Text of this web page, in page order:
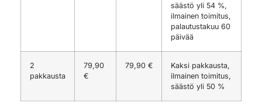
säästö yli 54 %,
ilmainen toimitus,
palautustakuu 60
päivää
2
pakkausta
79,90
€
79,90 €
Kaksi pakkausta,
ilmainen toimitus,
säästö yli 50 %